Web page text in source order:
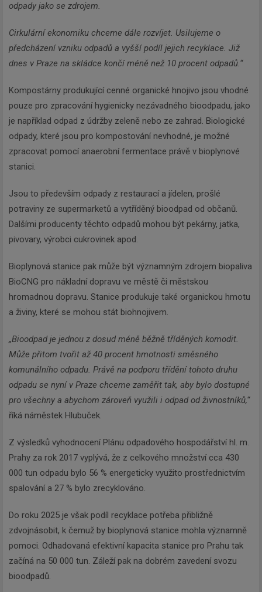
odpady jako se zdrojem.
Cirkulární ekonomiku chceme dále rozvíjet. Usilujeme o
předcházení vzniku odpadů a vyšší podíl jejich recyklace. Již
dnes v Praze na skládce končí méně než 10 procent odpadů.“
Kompostárny produkující cenné organické hnojivo jsou vhodné
pouze pro zpracování hygienicky nezávadného bioodpadu, jako
je například odpad z údržby zeleně nebo ze zahrad. Biologické
odpady, které jsou pro kompostování nevhodné, je možné
zpracovat pomocí anaerobní fermentace právě v bioplynové
stanici.
Jsou to především odpady z restaurací a jídelen, prošlé
potraviny ze supermarketů a vytříděný bioodpad od občanů.
Dalšími producenty těchto odpadů mohou být pekárny, jatka,
pivovary, výrobci cukrovinek apod.
Bioplynová stanice pak může být významným zdrojem biopaliva
BioCNG pro nákladní dopravu ve městě či městskou
hromadnou dopravu. Stanice produkuje také organickou hmotu
a živiny, které se mohou stát biohnojivem.
„Bioodpad je jednou z dosud méně běžně tříděných komodit.
Může přitom tvořit až 40 procent hmotnosti směsného
komunálního odpadu. Právě na podporu třídění tohoto druhu
odpadu se nyní v Praze chceme zaměřit tak, aby bylo dostupné
pro všechny a abychom zároveň využili i odpad od živnostníků,“
říká náměstek Hlubuček.
Z výsledků vyhodnocení Plánu odpadového hospodářství hl. m.
Prahy za rok 2017 vyplývá, že z celkového množství cca 430
000 tun odpadu bylo 56 % energeticky využito prostřednictvím
spalování a 27 % bylo zrecyklováno.
Do roku 2025 je však podíl recyklace potřeba přibližně
zdvojnásobit, k čemuž by bioplynová stanice mohla významně
pomoci. Odhadovaná efektivní kapacita stanice pro Prahu tak
začíná na 50 000 tun. Záleží pak na dobrém zavedení svozu
bioodpadů.